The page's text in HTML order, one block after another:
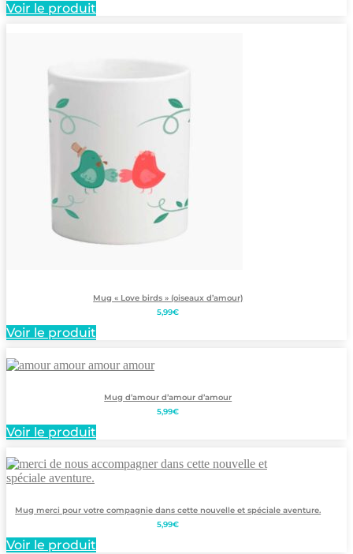
Voir le produit
Mug « Love birds » (oiseaux d’amour)
5,99€
Voir le produit
Mug d’amour d’amour d’amour
5,99€
Voir le produit
Mug merci pour votre compagnie dans cette nouvelle et spéciale aventure.
5,99€
Voir le produit